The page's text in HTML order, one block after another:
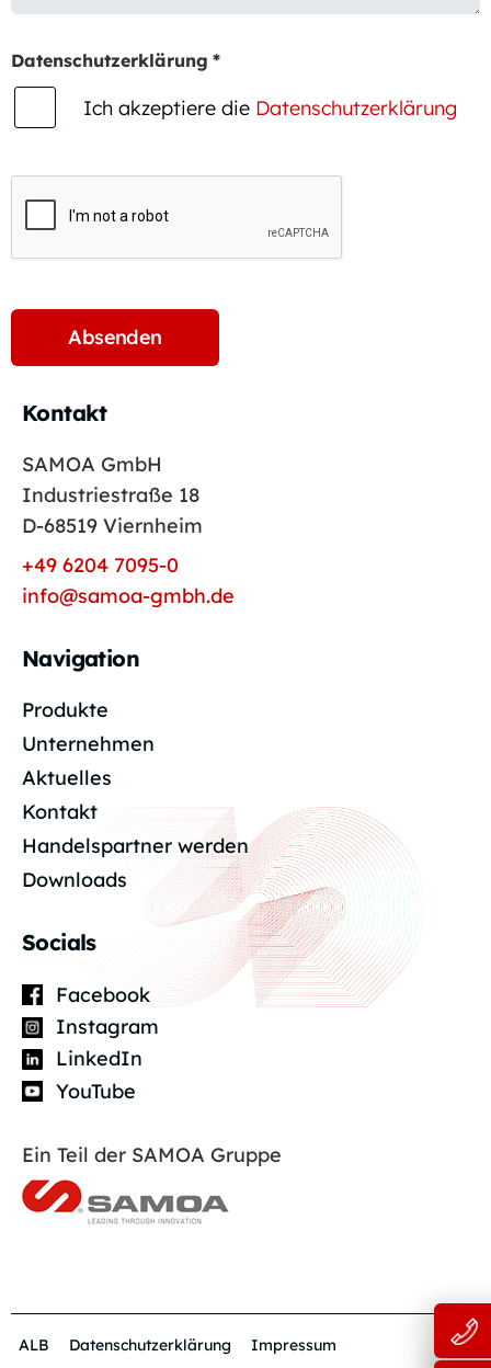
Datenschutzerklärung *
Ich akzeptiere die Datenschutzerklärung
Kontakt
SAMOA GmbH
Industriestraße 18
D-68519 Viernheim
+49 6204 7095-0
info@samoa-gmbh.de
Navigation
Produkte
Unternehmen
Aktuelles
Kontakt
Handelspartner werden
Downloads
Socials
Facebook
Instagram
LinkedIn
YouTube
Ein Teil der SAMOA Gruppe
ALB Datenschutzerklärung Impressum